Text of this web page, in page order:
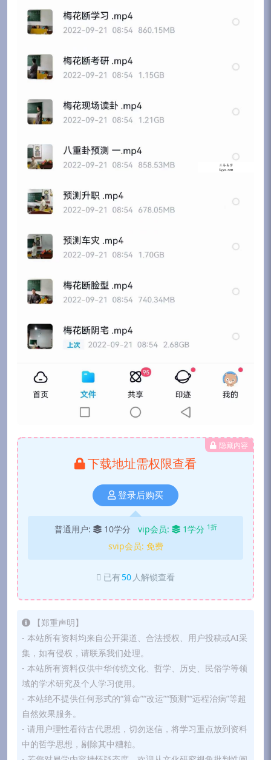
隐藏内容
下载地址需权限查看
登录后购买
普通用户: 10学分 vip会员: 1学分 1折
svip会员: 免费
已有 50 人解锁查看
【郑重声明】
- 本站所有资料均来自公开渠道、合法授权、用户投稿或AI采
集，如有侵权，请联系我们处理。
- 本站所有资料仅供中华传统文化、哲学、历史、民俗学等领
域的学术研究及个人学习使用。
- 本站绝不提供任何形式的“算命”“改运”“预测”“远程治病”等超
自然效果服务。
- 请用户理性看待古代思想，切勿迷信，将学习重点放到资料
中的哲学思想，剔除其中糟粕。